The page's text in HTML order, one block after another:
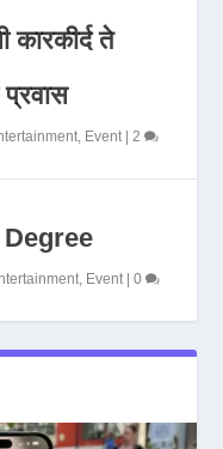
कारकीर्द ते
, Event|2
, Event|0